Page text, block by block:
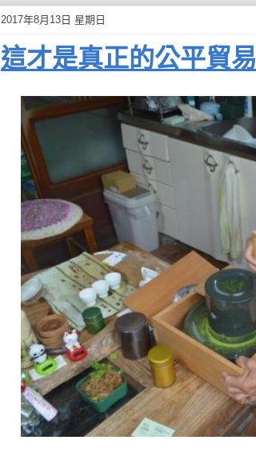
2017年8月13日 星期日
這才是真正的公平貿